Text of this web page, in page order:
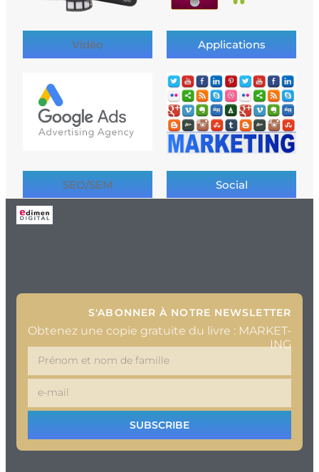
Vidéo Applications
SEO/SEM Social
S'ABONNER À NOTRE NEWSLETTER
Obtenez une copie gratuite du livre : MARKET-
ING
SUBSCRIBE